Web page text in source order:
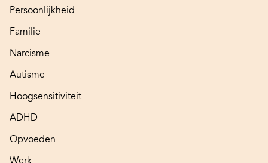
Persoonlijkheid
Familie
Narcisme
Autisme
Hoogsensitiviteit
ADHD
Opvoeden
Werk